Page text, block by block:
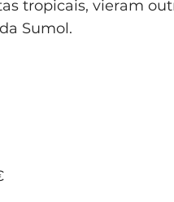
tropicais, vieram
Sumol.